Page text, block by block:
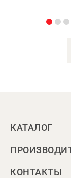
КАТАЛОГ
КОНТАКТЫ